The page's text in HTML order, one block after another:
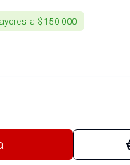
a $150.000